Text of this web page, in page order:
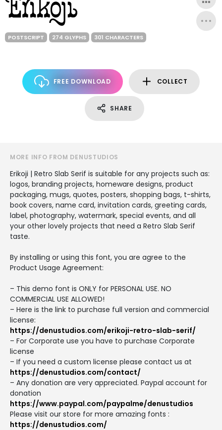
POSTSCRIPT 274 GLYPHS 301 CHARACTERS
FREE DOWNLOAD COLLECT
SHARE
MORE INFO FROM DENUSTUDIOS
Erikoji | Retro Slab Serif is suitable for any projects such as:
logos, branding projects, homeware designs, product
packaging, mugs, quotes, posters, shopping bags, t-shirts,
book covers, name card, invitation cards, greeting cards,
label, photography, watermark, special events, and all
your other lovely projects that need a Retro Slab Serif
taste.
By installing or using this font, you are agree to the
Product Usage Agreement:
– This demo font is ONLY for PERSONAL USE. NO
COMMERCIAL USE ALLOWED!
– Here is the link to purchase full version and commercial
license:
https://denustudios.com/erikoji-retro-slab-serif/
– For Corporate use you have to purchase Corporate
license
– If you need a custom license please contact us at
https://denustudios.com/contact/
– Any donation are very appreciated. Paypal account for
donation
https://www.paypal.com/paypalme/denustudios
Please visit our store for more amazing fonts :
https://denustudios.com/